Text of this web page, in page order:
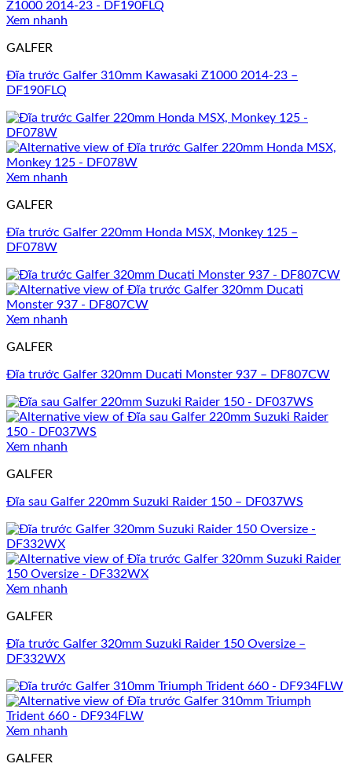
Xem nhanh
GALFER
Đĩa trước Galfer 310mm Kawasaki Z1000 2014-23 –
DF190FLQ
Xem nhanh
GALFER
Đĩa trước Galfer 220mm Honda MSX, Monkey 125 –
DF078W
Xem nhanh
GALFER
Đĩa trước Galfer 320mm Ducati Monster 937 – DF807CW
Xem nhanh
GALFER
Đĩa sau Galfer 220mm Suzuki Raider 150 – DF037WS
Xem nhanh
GALFER
Đĩa trước Galfer 320mm Suzuki Raider 150 Oversize –
DF332WX
Xem nhanh
GALFER